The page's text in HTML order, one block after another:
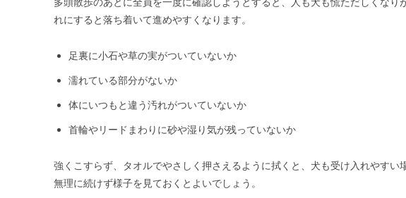
れにすると落ち着いて進めやすくなります。
足裏に小石や草の実がついていないか
濡れている部分がないか
体にいつもと違う汚れがついていないか
首輪やリードまわりに砂や湿り気が残っていないか
強くこすらず、タオルでやさしく押さえるように拭くと、犬も受け入れやすい
無理に続けず様子を見ておくとよいでしょう。